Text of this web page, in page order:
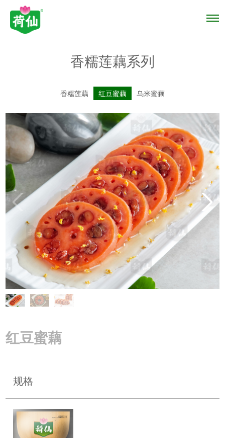
香糯莲藕系列
香糯莲藕 红豆蜜藕 乌米蜜藕
红豆蜜藕
规格